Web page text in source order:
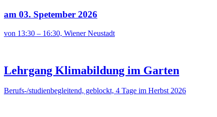
am 03. Spetember 2026
von 13:30 – 16:30, Wiener Neustadt
Lehrgang Klimabildung im Garten
Berufs-/studienbegleitend, geblockt, 4 Tage im Herbst 2026